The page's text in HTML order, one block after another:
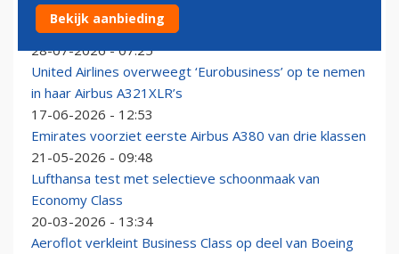
Emirates rust Economy Class van A350's, A380's en
777's uit met nieuwe hoofdsteun
28-07-2026 - 07:25
United Airlines overweegt ‘Eurobusiness’ op te nemen
in haar Airbus A321XLR’s
17-06-2026 - 12:53
Emirates voorziet eerste Airbus A380 van drie klassen
21-05-2026 - 09:48
Lufthansa test met selectieve schoonmaak van
Economy Class
20-03-2026 - 13:34
Aeroflot verkleint Business Class op deel van Boeing
Bekijk aanbieding